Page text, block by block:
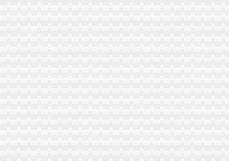
【图】九龙坡南坪四公里工商代办公司注册代理营业执照登记_重庆工
北京代办工商企业执照哪家优惠_专业代办公司营业执照费用-【四季
四惠工商注册_四惠代理工商注册_四惠代办营业执照-qd8.com.cn
雄安社保代理/代理记账/代办营业执照
我在外地,想在青岛找人代办沧口四流中路经商营业执照,_百度知道
昆山张浦代办营业执照准备工作
东莞市代办营业执照“四化”推进企业简易注销工作_【公司注册服